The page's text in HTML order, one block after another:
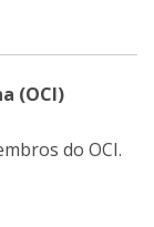
(OCI)
do OCI.